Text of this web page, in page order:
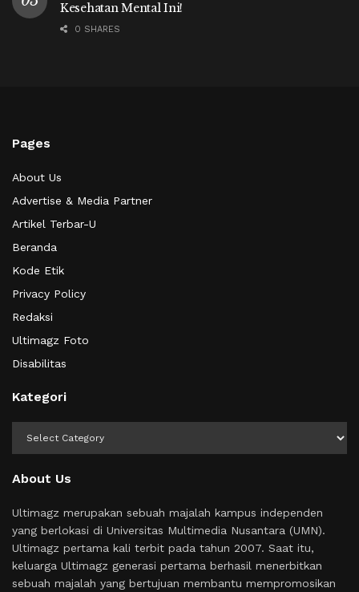
Kesehatan Mental Ini!
0 SHARES
Pages
About Us
Advertise & Media Partner
Artikel Terbar-U
Beranda
Kode Etik
Privacy Policy
Redaksi
Ultimagz Foto
Disabilitas
Kategori
About Us
Ultimagz merupakan sebuah majalah kampus independen
yang berlokasi di Universitas Multimedia Nusantara (UMN).
Ultimagz pertama kali terbit pada tahun 2007. Saat itu,
keluarga Ultimagz generasi pertama berhasil menerbitkan
sebuah majalah yang bertujuan membantu mempromosikan